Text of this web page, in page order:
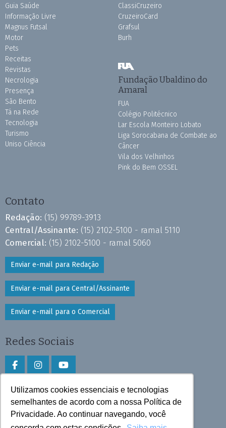
Utilizamos cookies essenciais e tecnologias
semelhantes de acordo com a nossa Política de
Privacidade. Ao continuar navegando, você
Guia Saúde
Informação Livre
Magnus Futsal
Motor
Pets
Receitas
Revistas
Necrologia
Presença
São Bento
Tá na Rede
Tecnologia
Turismo
Uniso Ciência
ClassiCruzeiro
CruzeiroCard
Grafsul
Burh
Fundação Ubaldino do
Amaral
FUA
Colégio Politécnico
Lar Escola Monteiro Lobato
Liga Sorocabana de Combate ao
Câncer
Vila dos Velhinhos
Pink do Bem OSSEL
Contato
Redação: (15) 99789-3913
Central/Assinante: (15) 2102-5100 - ramal 5110
Comercial: (15) 2102-5100 - ramal 5060
Enviar e-mail para Redação
Enviar e-mail para Central/Assinante
Enviar e-mail para o Comercial
Redes Sociais
Faça download do aplicativo
Play Store e App Store